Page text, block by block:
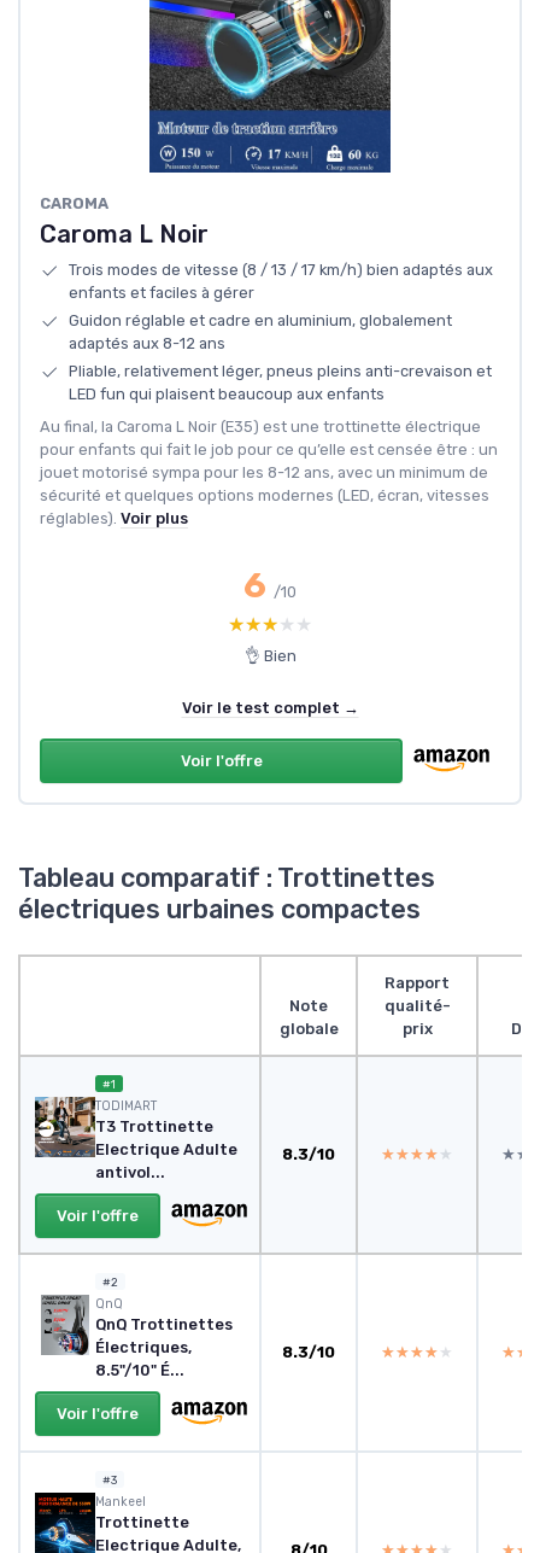
CAROMA
Caroma L Noir
Trois modes de vitesse (8 / 13 / 17 km/h) bien adaptés aux
enfants et faciles à gérer
Guidon réglable et cadre en aluminium, globalement
adaptés aux 8-12 ans
Pliable, relativement léger, pneus pleins anti-crevaison et
LED fun qui plaisent beaucoup aux enfants
Au final, la Caroma L Noir (E35) est une trottinette électrique
pour enfants qui fait le job pour ce qu’elle est censée être : un
jouet motorisé sympa pour les 8-12 ans, avec un minimum de
sécurité et quelques options modernes (LED, écran, vitesses
réglables). Voir plus
6 /10
★★★★★
★★★★★
👌 Bien
Voir le test complet →
Voir l'offre
Tableau comparatif : Trottinettes
électriques urbaines compactes
Note
globale
Rapport
qualité-
prix
#1
TODIMART
T3 Trottinette
Electrique Adulte
antivol...
Voir l'offre
8.3/10 ★★★★★
★★★★★
#2
QnQ
QnQ Trottinettes
Électriques,
8.5"/10" É...
Voir l'offre
8.3/10 ★★★★★
★★★★★
#3
Mankeel
Trottinette
Electrique Adulte,